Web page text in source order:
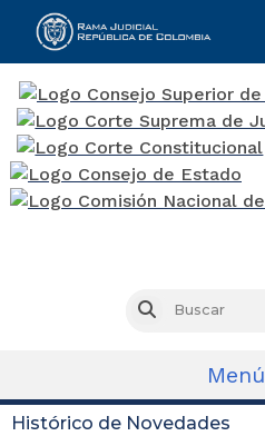
Buscar
Menú
Histórico de Novedades